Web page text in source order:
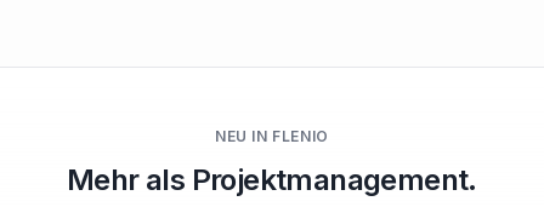
NEU IN FLENIO
Mehr als Projektmanagement.